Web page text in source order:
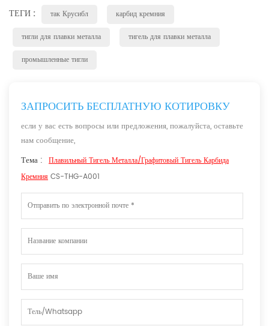
ТЕГИ : так Крусибл
карбид кремния
тигли для плавки металла
тигель для плавки металла
промышленные тигли
ЗАПРОСИТЬ БЕСПЛАТНУЮ КОТИРОВКУ
если у вас есть вопросы или предложения, пожалуйста, оставьте
нам сообщение,
Тема : Плавильный Тигель Металла/графитовый Тигель Карбида
Кремния CS-THG-A001